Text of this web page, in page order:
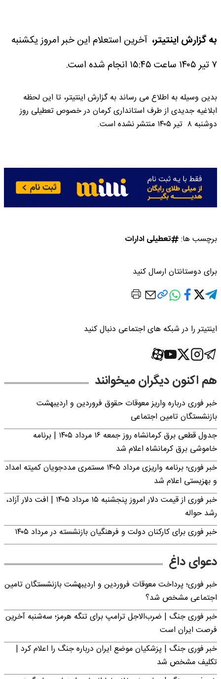
به گزارش اینتیتر، آخرین استعلام این خبر امروز یکشنبه
۷ تیر ۱۴۰۵ ساعت ۱۵:۴۵ انجام شده است.
بدین وسیله به اطلاع می رساند به گزارش اینتیتر، تا این لحظه
ابلاغیه جدیدی از طرف استانداری کرمان در خصوص تعطیلی روز
دوشنبه ۸ تیر ۱۴۰۵ منتشر نشده است.
برچسب ها: تعطیلی ادارات
برای دوستانتان ارسال کنید
اینتیتر را در شبکه های اجتماعی دنبال کنید
هم اکنون دیگران میخوانند
خبر فوری درباره واریز معوقات حقوق فروردین و اردیبهشت
بازنشستگان تامین اجتماعی
جدول قطعی برق کرمانشاه روز جمعه ۱۶ مرداد ۱۴۰۵ | برنامه
خاموشی برق کرمانشاه اعلام شد
خبر فوری؛ برنامه واریزی مرداد ۱۴۰۵ مستمری مددجویان کمیته امداد
و بهزیستی اعلام شد
خبر فوری از قیمت دلار امروز پنجشنبه ۱۵ مرداد ۱۴۰۵ | افت دلار آزاد،
رشد حواله
خبر فوری برای کارکنان دولت و فرهنگیان بازنشسته در مرداد ۱۴۰۵
دعوای داغ
خبر فوری؛ پرداخت معوقات فروردین و اردیبهشت بازنشستگان تامین
اجتماعی مشخص شد؟
خبر فوری جنگ | ضرب‌الاجل ترامپ برای تنگه هرمز؛ سه‌شنبه آخرین
فرصت ایران است
خبر فوری جنگ | پزشکیان موضع ایران درباره جنگ را اعلام کرد |
تکلیف مشخص شد